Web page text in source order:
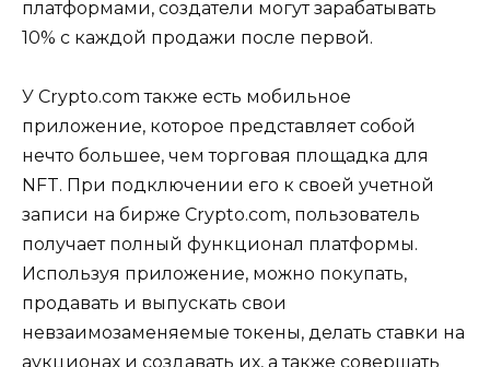
платформами, создатели могут зарабатывать
10% с каждой продажи после первой.
У Crypto.com также есть мобильное
приложение, которое представляет собой
нечто большее, чем торговая площадка для
NFT. При подключении его к своей учетной
записи на бирже Crypto.com, пользователь
получает полный функционал платформы.
Используя приложение, можно покупать,
продавать и выпускать свои
невзаимозаменяемые токены, делать ставки на
аукционах и создавать их, а также совершать